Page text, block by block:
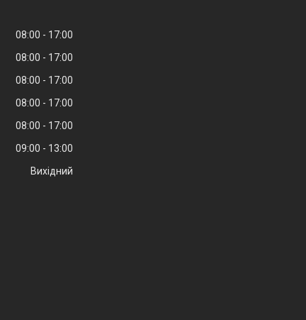
08:00
17:00
08:00
17:00
08:00
17:00
08:00
17:00
08:00
17:00
09:00
13:00
Вихідний